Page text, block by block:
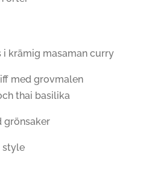
krämig masaman curry
med grovmalen
thai basilika
grönsaker
style